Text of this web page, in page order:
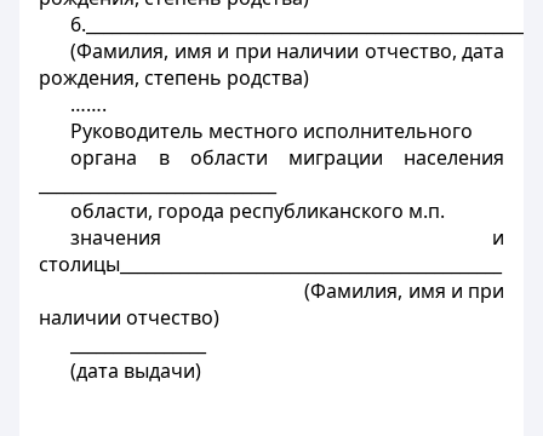
(Фамилия, имя и при наличии отчество, дата
рождения, степень родства)
…….
Руководитель местного исполнительного
органа в области миграции населения
области, города республиканского м.п.
значения и
столицы_____________________________________________
(Фамилия, имя и при
наличии отчество)
(дата выдачи)